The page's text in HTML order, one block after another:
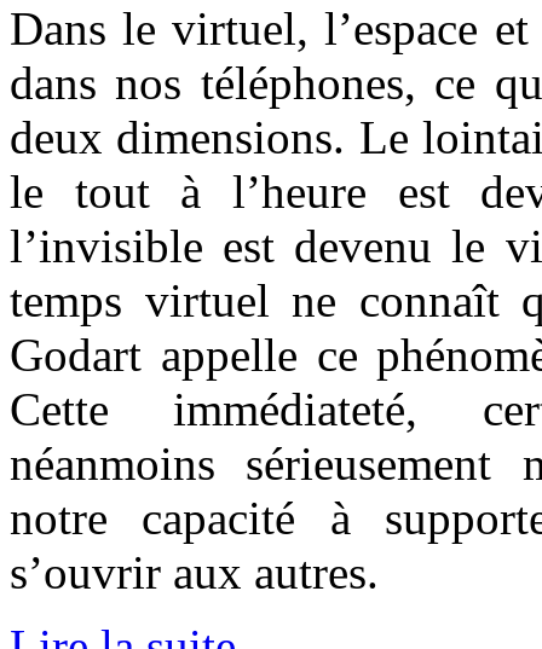
Dans le virtuel, l’espace
dans nos téléphones, ce
deux dimensions. Le
le tout à l’heure est
l’invisible est devenu le
temps virtuel ne connaît
Godart appelle ce
Cette immédiateté,
néanmoins
notre capacité à
s’ouvrir aux autres.